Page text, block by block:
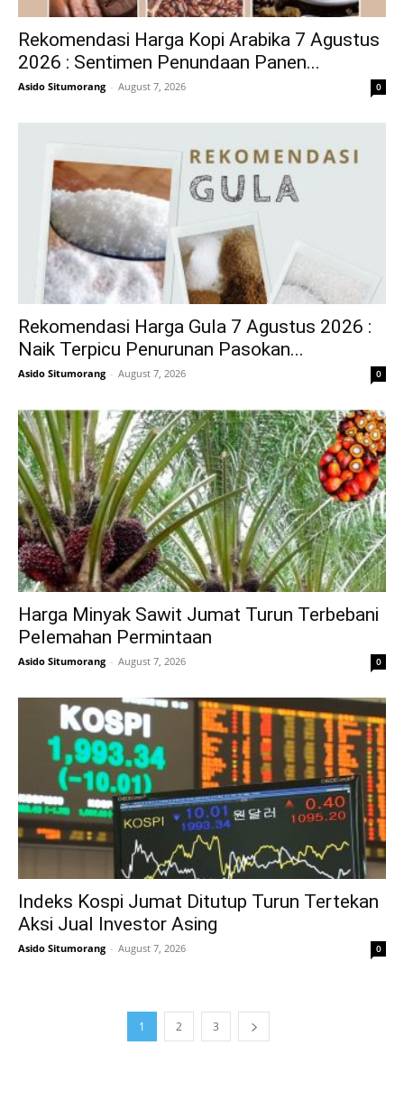
Rekomendasi Harga Kopi Arabika 7 Agustus
2026 : Sentimen Penundaan Panen...
Asido Situmorang - August 7, 2026 0
Rekomendasi Harga Gula 7 Agustus 2026 :
Naik Terpicu Penurunan Pasokan...
Asido Situmorang - August 7, 2026 0
Harga Minyak Sawit Jumat Turun Terbebani
Pelemahan Permintaan
Asido Situmorang - August 7, 2026 0
Indeks Kospi Jumat Ditutup Turun Tertekan
Aksi Jual Investor Asing
Asido Situmorang - August 7, 2026 0
1 2 3